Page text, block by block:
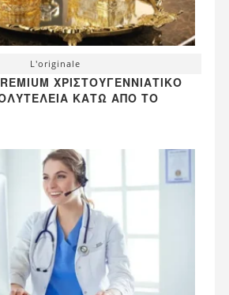
L'originale
ΧΡΙΣΤΟΥΓΕΝΝΙΆΤΙΚΟ
ΚΆΤΩ ΑΠΌ ΤΟ